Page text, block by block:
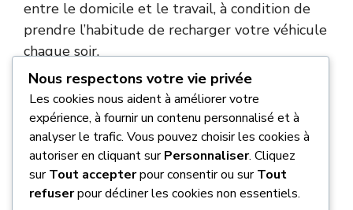
entre le domicile et le travail, à condition de
prendre l’habitude de recharger votre véhicule
chaque soir.
En usage urbain et semi-urbain, cette
autonomie est souvent jugée très satisfaisante
par les propriétaires. Elle permet deréduire
votre consommation de carburant à un
niveau presque insignifiantpour vos
déplacements de tous les jours, tout en
Nous respectons votre vie privée
Les cookies nous aident à améliorer votre
expérience, à fournir un contenu personnalisé et à
analyser le trafic. Vous pouvez choisir les cookies à
autoriser en cliquant surPersonnaliser. Cliquez
surTout accepterpour consentir ou surTout
refuserpour décliner les cookies non essentiels.